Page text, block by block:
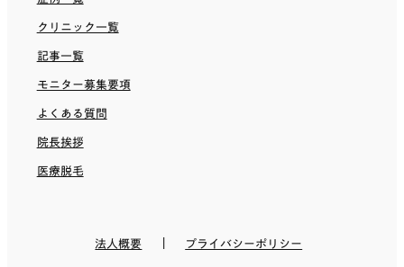
クリニック一覧
記事一覧
モニター募集要項
よくある質問
院長挨拶
医療脱毛
法人概要 プライバシーポリシー